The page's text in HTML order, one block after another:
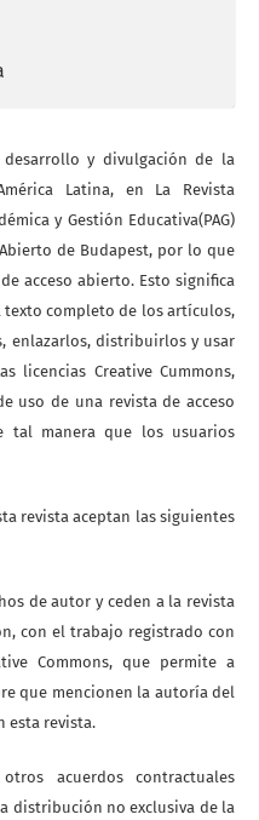
y divulgación de la
Latina, en La Revista
y Gestión Educativa(PAG)
de Budapest, por lo que
acceso abierto. Esto significa
completo de los artículos,
enlazarlos, distribuirlos y usar
licencias Creative Cummons,
uso de una revista de acceso
tal manera que los usuarios
revista aceptan las siguientes
de autor y ceden a la revista
con el trabajo registrado con
Commons, que permite a
que mencionen la autoría del
esta revista.
acuerdos contractuales
distribución no exclusiva de la